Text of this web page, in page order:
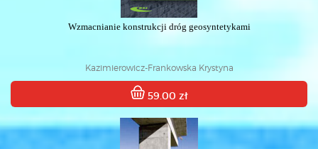
Wzmacnianie konstrukcji dróg geosyntetykami
Kazimierowicz-Frankowska Krystyna
59.00 zł